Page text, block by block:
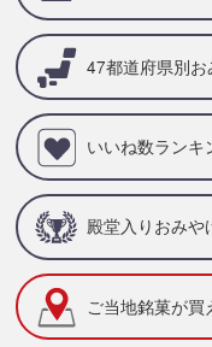
47都道府県別お
いいね数ランキ
殿堂入りおみや
ご当地銘菓が買